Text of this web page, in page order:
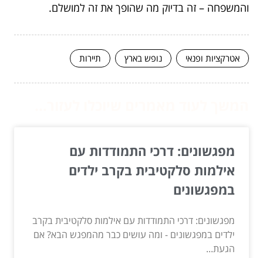
והמשפחה – זה בדיוק מה שהופך את זה למושלם.
אטרקציות ופנאי נופש בארץ תיירות
מפגשונים: דרכי התמודדות עם
אילמות סלקטיבית בקרב ילדים
במפגשונים
מפגשונים: דרכי התמודדות עם אילמות סלקטיבית בקרב
ילדים במפגשונים - ומה עושים כבר מהמפגש הבא? אם
הגעת...